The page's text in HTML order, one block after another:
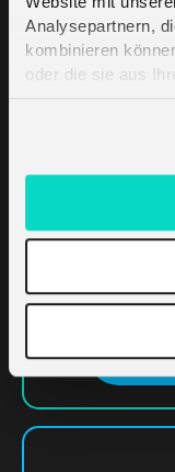
Analysepartnern,
kombinieren
oder die sie aus
die spezifischen
oder
©
Die Karte
jeweiligen